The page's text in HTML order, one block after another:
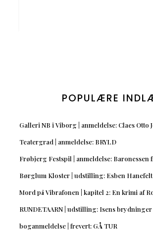
POPULÆRE
Galleri NB i Viborg | anmeldelse: Claes Otto
Teatergrad | anmeldelse: BRYLD
Frøbjerg Festspil | anmeldelse: Baronessen
Børglum Kloster | udstilling: Esben Hanefelt
Mord på Vibrafonen | kapitel 2: En krimi af
RUNDETAARN | udstilling: Isens brydninger
boganmeldelse | frevert: GÅ TUR